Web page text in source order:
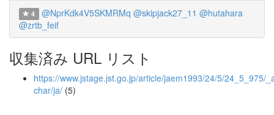
4 @NprKdk4V5SKMRMq @skipjack27_11 @hutahara
@zrtb_feif
収集済み URL リスト
https://www.jstage.jst.go.jp/article/jaem1993/24/5/24_5_975/
char/ja/ (5)